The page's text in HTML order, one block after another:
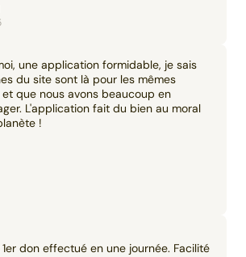
une application formidable, je sais
du site sont là pour les mêmes
que nous avons beaucoup en
L'application fait du bien au moral
!
don effectué en une journée. Facilité